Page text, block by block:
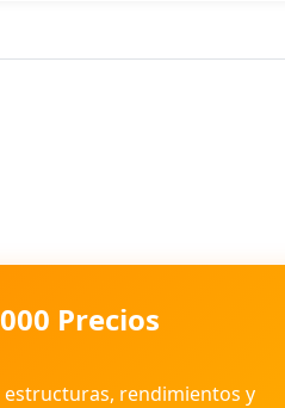
Precios
estructuras, rendimientos y